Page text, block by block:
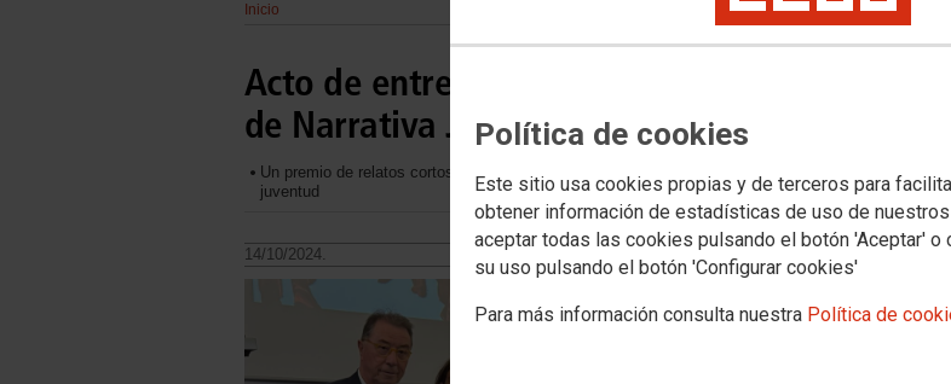
Política de cookies
Este sitio usa cookies propias y de terceros para
obtener información de estadísticas de uso de
aceptar todas las cookies pulsando el botón 'Aceptar' o
su uso pulsando el botón 'Configurar cookies'
Para más información consulta nuestra Política de
Inicio
Acto de entrega de los Premios Internacionales
de Narrativa Joven Abogados de Atocha 2024
Un premio de relatos cortos que promueve y estimula los valores de paz, libertad e igualdad entre
juventud
14/10/2024.